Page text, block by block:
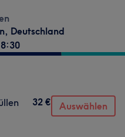
Deutschland
32 € Auswählen